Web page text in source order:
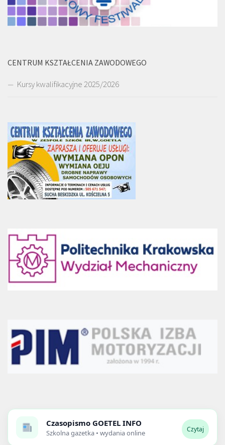
CENTRUM KSZTAŁCENIA ZAWODOWEGO
Kursy kwalifikacyjne 2025/2026
Czasopismo GOETEL INFO
Szkolna gazetka • wydania online Czytaj